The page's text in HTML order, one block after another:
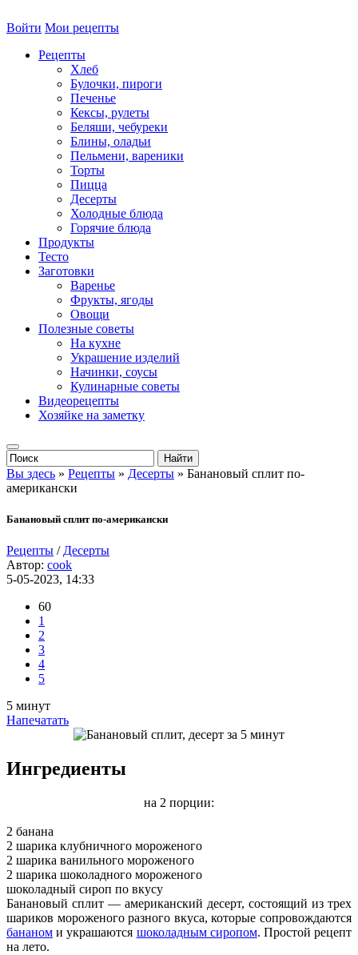
Войти Мои рецепты
Рецепты
Хлеб
Булочки, пироги
Печенье
Кексы, рулеты
Беляши, чебуреки
Блины, оладьи
Пельмени, вареники
Торты
Пицца
Десерты
Холодные блюда
Горячие блюда
Продукты
Тесто
Заготовки
Варенье
Фрукты, ягоды
Овощи
Полезные советы
На кухне
Украшение изделий
Начинки, соусы
Кулинарные советы
Видеорецепты
Хозяйке на заметку
Вы здесь » Рецепты » Десерты » Банановый сплит по-
американски
Банановый сплит по-американски
Рецепты / Десерты
Автор: cook
5-05-2023, 14:33
60
1
2
3
4
5
5 минут
Напечатать
Ингредиенты
на 2 порции:
2 банана
2 шарика клубничного мороженого
2 шарика ванильного мороженого
2 шарика шоколадного мороженого
шоколадный сироп по вкусу
Банановый сплит — американский десерт, состоящий из трех
шариков мороженого разного вкуса, которые сопровождаются
бананом и украшаются шоколадным сиропом. Простой рецепт
на лето.